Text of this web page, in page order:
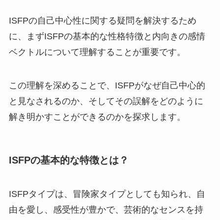
ISFPの自己中心性に関する疑問を解決するため
に、まずISFPの基本的な性格特徴と内向きの感情
ベクトルについて理解することが重要です。
この理解を深めることで、ISFPがなぜ自己中心的
と見なされるのか、そしてその誤解をどのように
解き明かすことができるのかを探求します。
ISFPの基本的な特徴とは？
ISFPタイプは、冒険家タイプとしても知られ、自
由を愛し、感受性が豊かで、芸術的なセンスを持